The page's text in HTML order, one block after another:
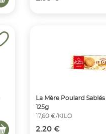
La Mère Poulard
125g
17,60 €/KILO
2.20 €